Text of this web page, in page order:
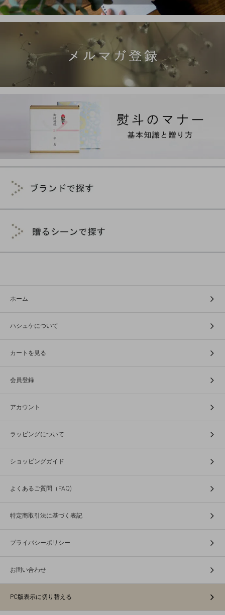
ホーム
ハシュケについて
カートを見る
会員登録
アカウント
ラッピングについて
ショッピングガイド
よくあるご質問（FAQ)
特定商取引法に基づく表記
プライバシーポリシー
お問い合わせ
PC版表示に切り替える